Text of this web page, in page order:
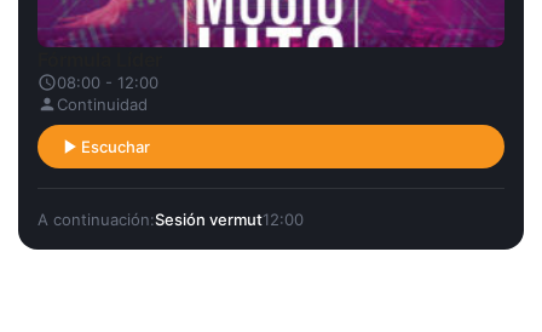
08:00 - 12:00
Continuidad
Escuchar
A continuación:Sesión vermut12:00